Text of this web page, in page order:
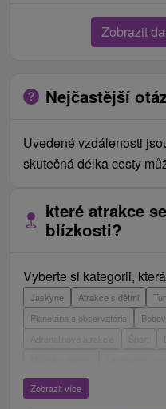
Zobrazit
Nejčastější
Uvedené vzdálenosti
skutečná délka cesty
které atrakce
blízkosti?
Vyberte si kategorii,
Jaskyne Atrakce s dětmi
Planetária a observatória
Adrenalinové atrakcie
ZOO a zvieracie farmy
Hrady, zámky, zrúcaniny
Zobrazit více